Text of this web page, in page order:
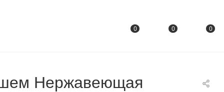
0 0 0
Нержавеющая